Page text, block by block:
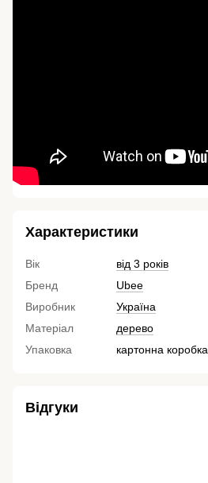
Характеристики
Вік
від 3 років
Бренд
Ubee
Виробник
Україна
Матеріал
дерево
Упаковка
картонна коробка
Відгуки